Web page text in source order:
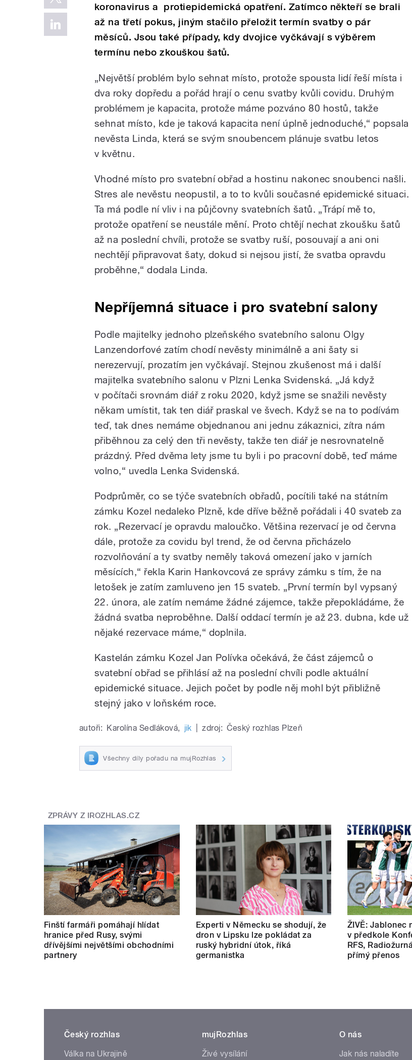
koronavirus a protiepidemická opatření. Zatímco někteří se brali
až na třetí pokus, jiným stačilo přeložit termín svatby o pár
měsíců. Jsou také případy, kdy dvojice vyčkávají s výběrem
termínu nebo zkouškou šatů.
„Největší problém bylo sehnat místo, protože spousta lidí řeší místa i
dva roky dopředu a pořád hrají o cenu svatby kvůli covidu. Druhým
problémem je kapacita, protože máme pozváno 80 hostů, takže
sehnat místo, kde je taková kapacita není úplně jednoduché,“ popsala
nevěsta Linda, která se svým snoubencem plánuje svatbu letos
v květnu.
Vhodné místo pro svatební obřad a hostinu nakonec snoubenci našli.
Stres ale nevěstu neopustil, a to to kvůli současné epidemické situaci.
Ta má podle ní vliv i na půjčovny svatebních šatů. „Trápí mě to,
protože opatření se neustále mění. Proto chtějí nechat zkoušku šatů
až na poslední chvíli, protože se svatby ruší, posouvají a ani oni
nechtějí připravovat šaty, dokud si nejsou jistí, že svatba opravdu
proběhne,“ dodala Linda.
Nepříjemná situace i pro svatební salony
Podle majitelky jednoho plzeňského svatebního salonu Olgy
Lanzendorfové zatím chodí nevěsty minimálně a ani šaty si
nerezervují, prozatím jen vyčkávají. Stejnou zkušenost má i další
majitelka svatebního salonu v Plzni Lenka Svidenská. „Já když
v počítači srovnám diář z roku 2020, když jsme se snažili nevěsty
někam umístit, tak ten diář praskal ve švech. Když se na to podívám
teď, tak dnes nemáme objednanou ani jednu zákaznici, zítra nám
přiběhnou za celý den tři nevěsty, takže ten diář je nesrovnatelně
prázdný. Před dvěma lety jsme tu byli i po pracovní době, teď máme
volno,“ uvedla Lenka Svidenská.
Podprůměr, co se týče svatebních obřadů, pocítili také na státním
zámku Kozel nedaleko Plzně, kde dříve běžně pořádali i 40 svateb za
rok. „Rezervací je opravdu maloučko. Většina rezervací je od června
dále, protože za covidu byl trend, že od června přicházelo
rozvolňování a ty svatby neměly taková omezení jako v jarních
měsících,“ řekla Karin Hankovcová ze správy zámku s tím, že na
letošek je zatím zamluveno jen 15 svateb. „První termín byl vypsaný
22. února, ale zatím nemáme žádné zájemce, takže přepokládáme, že
žádná svatba neproběhne. Další oddací termín je až 23. dubna, kde už
nějaké rezervace máme,“ doplnila.
Kastelán zámku Kozel Jan Polívka očekává, že část zájemců o
svatební obřad se přihlásí až na poslední chvíli podle aktuální
epidemické situace. Jejich počet by podle něj mohl být přibližně
stejný jako v loňském roce.
autoři: Karolína Sedláková, jik zdroj: Český rozhlas Plzeň
Všechny díly pořadu na mujRozhlas
ZPRÁVY Z IROZHLAS.CZ
Finští farmáři pomáhají hlídat
hranice před Rusy, svými
dřívějšími největšími obchodními
partnery
Experti v Německu se shodují, že
dron v Lipsku lze pokládat za
ruský hybridní útok, říká
germanistka
ŽIVĚ: Jablonec
v předkole
RFS,
přímý přenos
Český rozhlas
Válka na Ukrajině
mujRozhlas
Živé vysílání
O nás
Jak nás naladíte